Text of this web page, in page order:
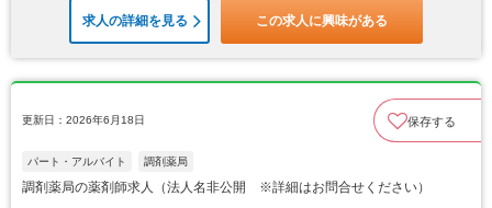
求人の詳細を見る この求人に興味がある
更新日：2026年6月18日 保存する
パート・アルバイト 調剤薬局
調剤薬局の薬剤師求人（法人名非公開 ※詳細はお問合せください）